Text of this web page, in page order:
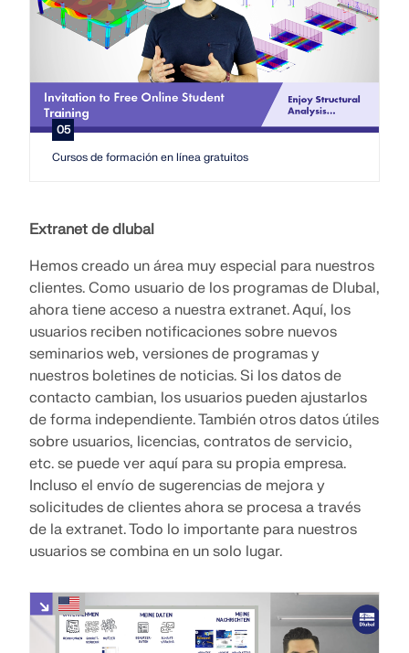
05
Cursos de formación en línea gratuitos
Extranet de dlubal
Hemos creado un área muy especial para nuestros
clientes. Como usuario de los programas de Dlubal,
ahora tiene acceso a nuestra extranet. Aquí, los
usuarios reciben notificaciones sobre nuevos
seminarios web, versiones de programas y
nuestros boletines de noticias. Si los datos de
contacto cambian, los usuarios pueden ajustarlos
de forma independiente. También otros datos útiles
sobre usuarios, licencias, contratos de servicio,
etc. se puede ver aquí para su propia empresa.
Incluso el envío de sugerencias de mejora y
solicitudes de clientes ahora se procesa a través
de la extranet. Todo lo importante para nuestros
usuarios se combina en un solo lugar.